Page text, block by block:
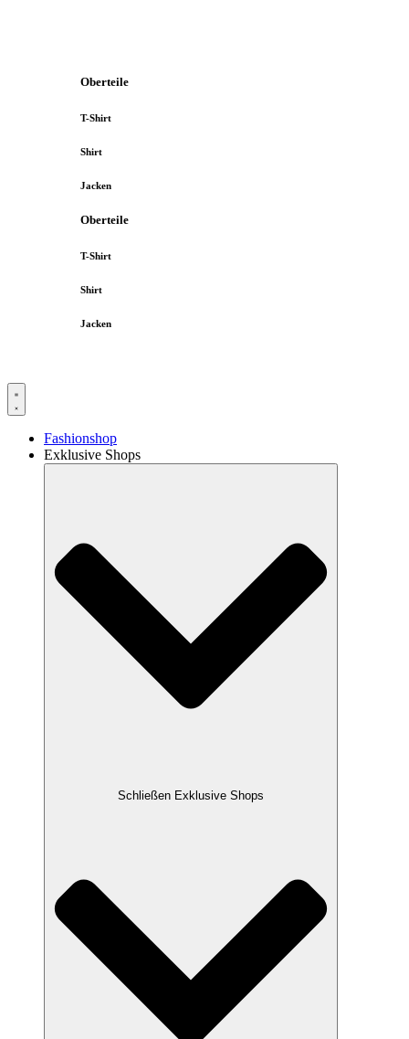
Oberteile
T-Shirt
Shirt
Jacken
Oberteile
T-Shirt
Shirt
Jacken
Fashionshop
Exklusive Shops
Schließen Exklusive Shops